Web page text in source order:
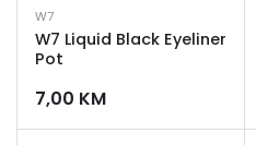
W7
W7 Liquid Black Eyeliner
Pot
7,00 KM